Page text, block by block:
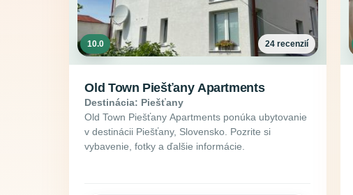
10.0 24 recenzií
Old Town Piešťany Apartments
Destinácia: Piešťany
Old Town Piešťany Apartments ponúka ubytovanie
v destinácii Piešťany, Slovensko. Pozrite si
vybavenie, fotky a ďalšie informácie.